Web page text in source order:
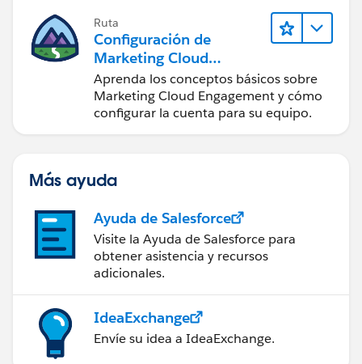
Ruta
Configuración de
Marketing Cloud
Engagement
Aprenda los conceptos básicos sobre
Marketing Cloud Engagement y cómo
configurar la cuenta para su equipo.
Más ayuda
Ayuda de Salesforce
Visite la Ayuda de Salesforce para
obtener asistencia y recursos
adicionales.
IdeaExchange
Envíe su idea a IdeaExchange.